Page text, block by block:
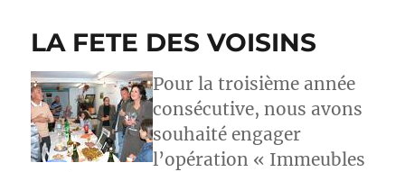
LA FETE DES VOISINS
Pour la troisième année
consécutive, nous avons
souhaité engager
l’opération « Immeubles